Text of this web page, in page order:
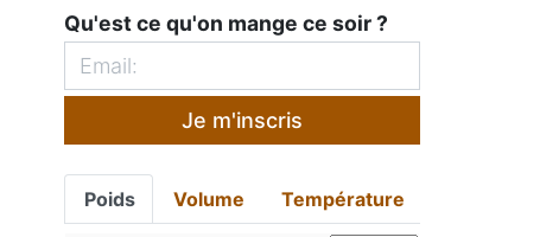
Qu'est ce qu'on mange ce soir ?
Je m'inscris
Poids Volume Température